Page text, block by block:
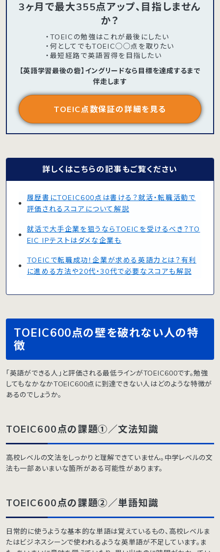
3ヶ月で最大355点アップ、目指しません
か？
・TOEICの勉強はこれが最後にしたい
・何としてでもTOEIC◯◯点を取りたい
・最短経路で英語習得を目指したい
【英語学習最後の砦】イングリードなら目標を達成するまで
伴走します
TOEIC点数保証の詳細を見る
詳しくはこちらの記事もご覧ください
履歴書にTOEIC600点は書ける？就活・転職活動で
評価されるスコアについて解説
就活で大手企業を狙うならTOEICを受けるべき？TO
EIC IPテストはダメな企業も
TOEICで転職成功！企業が求める英語力とは？有利
に進める方法や20代・30代で必要なスコアも解説
TOEIC600点の壁を破れない人の特
徴
「英語ができる人」と評価される最低ラインがTOEIC600です。勉強
してもなかなかTOEIC600点に到達できない人はどのような特徴が
あるのでしょうか。
TOEIC600点の課題①／文法知識
高校レベルの文法をしっかりと理解できていません。中学レベルの文
法も一部あいまいな箇所がある可能性があります。
TOEIC600点の課題②／単語知識
日常的に使うような基本的な単語は覚えているもの、高校レベルま
たはビジネスシーンで使われるような英単語が不足しています。ま